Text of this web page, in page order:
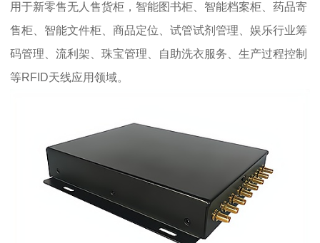
用于新零售无人售货柜，智能图书柜、智能档案柜、药品寄
售柜、智能文件柜、商品定位、试管试剂管理、娱乐行业筹
码管理、流利架、珠宝管理、自助洗衣服务、生产过程控制
等RFID天线应用领域。